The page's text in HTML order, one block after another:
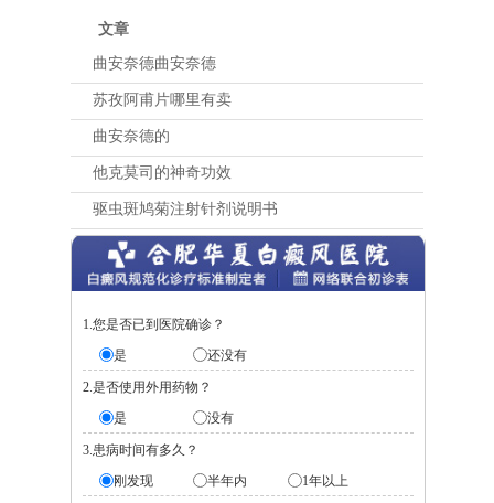
文章
曲安奈德曲安奈德
苏孜阿甫片哪里有卖
曲安奈德的
他克莫司的神奇功效
驱虫斑鸠菊注射针剂说明书
1.您是否已到医院确诊？
是
还没有
2.是否使用外用药物？
是
没有
3.患病时间有多久？
刚发现
半年内 1年以上